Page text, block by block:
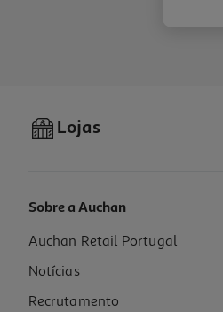
Lojas
Sobre a Auchan
Auchan Retail Portugal
Notícias
Recrutamento